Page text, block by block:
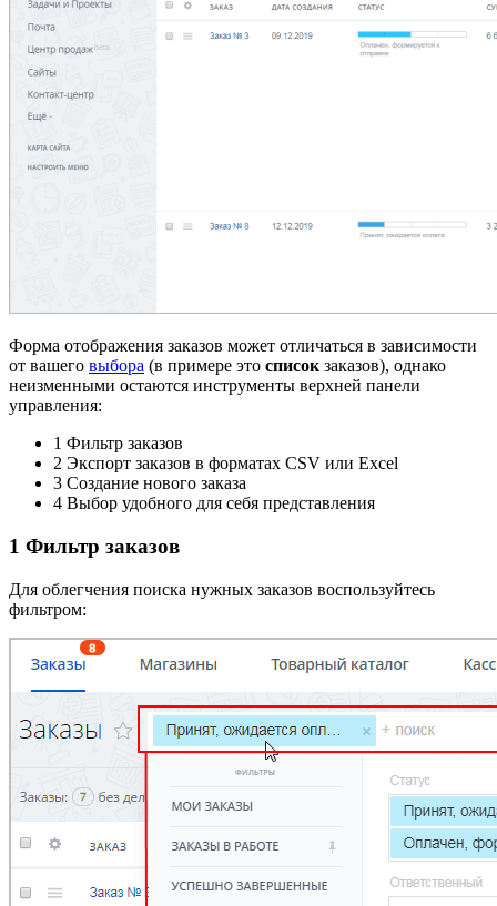
Форма отображения заказов может отличаться в зависимости
от вашего выбора (в примере это список заказов), однако
неизменными остаются инструменты верхней панели
управления:
1 Фильтр заказов
2 Экспорт заказов в форматах CSV или Excel
3 Создание нового заказа
4 Выбор удобного для себя представления
1 Фильтр заказов
Для облегчения поиска нужных заказов воспользуйтесь
фильтром: